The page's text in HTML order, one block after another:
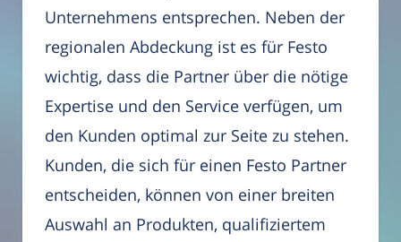
Unternehmens entsprechen. Neben der
regionalen Abdeckung ist es für Festo
wichtig, dass die Partner über die nötige
Expertise und den Service verfügen, um
den Kunden optimal zur Seite zu stehen.
Kunden, die sich für einen Festo Partner
entscheiden, können von einer breiten
Auswahl an Produkten, qualifiziertem